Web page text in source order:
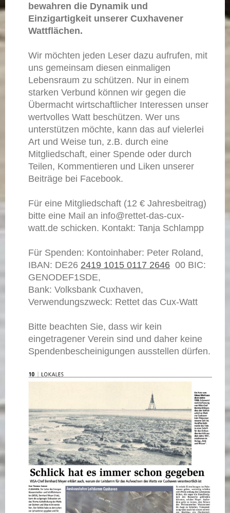
bewahren die Dynamik und
Einzigartigkeit unserer Cuxhavener
Wattflächen.
Wir möchten jeden Leser dazu aufrufen, mit
uns gemeinsam diesen einmaligen
Lebensraum zu schützen. Nur in einem
starken Verbund können wir gegen die
Übermacht wirtschaftlicher Interessen unser
wertvolles Watt beschützen. Wer uns
unterstützen möchte, kann das auf vielerlei
Art und Weise tun, z.B. durch eine
Mitgliedschaft, einer Spende oder durch
Teilen, Kommentieren und Liken unserer
Beiträge bei Facebook.
Für eine Mitgliedschaft (12 € Jahresbeitrag)
bitte eine Mail an info@rettet-das-cux-
watt.de schicken. Kontakt: Tanja Schlampp
Für Spenden: Kontoinhaber: Peter Roland,
IBAN: DE26 2419 1015 0117 2646 00 BIC:
GENODEF1SDE,
Bank: Volksbank Cuxhaven,
Verwendungszweck: Rettet das Cux-Watt
Bitte beachten Sie, dass wir kein
eingetragener Verein sind und daher keine
Spendenbescheinigungen ausstellen dürfen.